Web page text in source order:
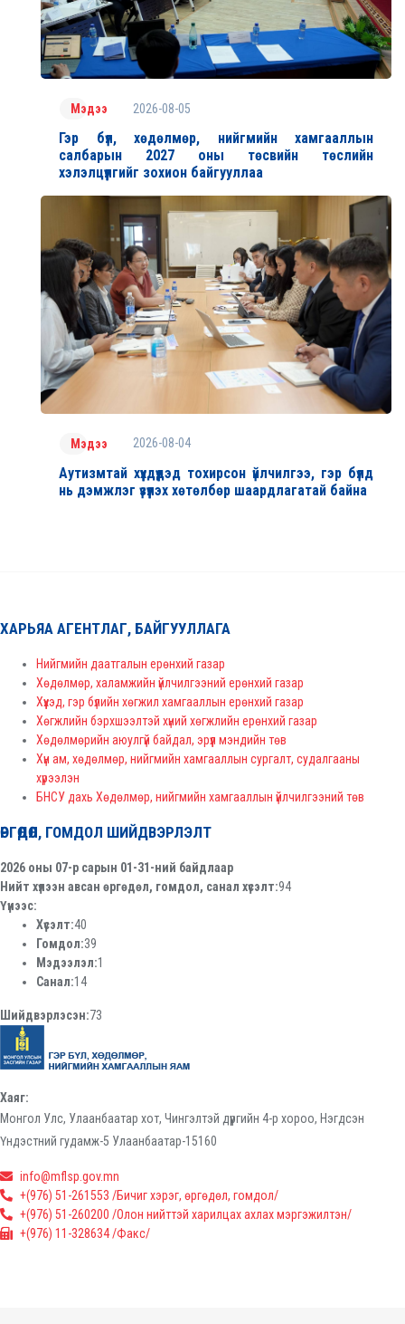
Мэдээ 2026-08-05
Гэр бүл, хөдөлмөр, нийгмийн хамгааллын
салбарын 2027 оны төсвийн төслийн
хэлэлцүүлгийг зохион байгууллаа
Мэдээ 2026-08-04
Аутизмтай хүүхдүүдэд тохирсон үйлчилгээ, гэр бүлд
нь дэмжлэг үзүүлэх хөтөлбөр шаардлагатай байна
ХАРЬЯА АГЕНТЛАГ, БАЙГУУЛЛАГА
Нийгмийн даатгалын ерөнхий газар
Хөдөлмөр, халамжийн үйлчилгээний ерөнхий газар
Хүүхэд, гэр бүлийн хөгжил хамгааллын ерөнхий газар
Хөгжлийн бэрхшээлтэй хүний хөгжлийн ерөнхий газар
Хөдөлмөрийн аюулгүй байдал, эрүүл мэндийн төв
Хүн ам, хөдөлмөр, нийгмийн хамгааллын сургалт, судалгааны
хүрээлэн
БНСУ дахь Хөдөлмөр, нийгмийн хамгааллын үйлчилгээний төв
ӨРГӨДӨЛ, ГОМДОЛ ШИЙДВЭРЛЭЛТ
2026 оны 07-р сарын 01-31-ний байдлаар
Нийт хүлээн авсан өргөдөл, гомдол, санал хүсэлт:94
Үүнээс:
Хүсэлт:40
Гомдол:39
Мэдээлэл:1
Санал:14
Шийдвэрлэсэн:73
Хаяг:
Монгол Улс, Улаанбаатар хот, Чингэлтэй дүүргийн 4-р хороо, Нэгдсэн
Үндэстний гудамж-5 Улаанбаатар-15160
info@mflsp.gov.mn
+(976) 51-261553 /Бичиг хэрэг, өргөдөл, гомдол/
+(976) 51-260200 /Олон нийттэй харилцах ахлах мэргэжилтэн/
+(976) 11-328634 /Факс/